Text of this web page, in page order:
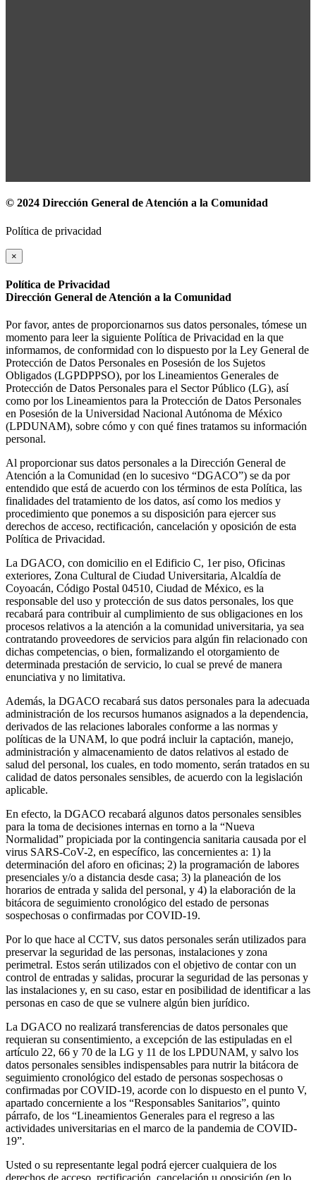
© 2024 Dirección General de Atención a la Comunidad
Política de privacidad
×
Política de Privacidad
Dirección General de Atención a la Comunidad
Por favor, antes de proporcionarnos sus datos personales, tómese un
momento para leer la siguiente Política de Privacidad en la que
informamos, de conformidad con lo dispuesto por la Ley General de
Protección de Datos Personales en Posesión de los Sujetos
Obligados (LGPDPPSO), por los Lineamientos Generales de
Protección de Datos Personales para el Sector Público (LG), así
como por los Lineamientos para la Protección de Datos Personales
en Posesión de la Universidad Nacional Autónoma de México
(LPDUNAM), sobre cómo y con qué fines tratamos su información
personal.
Al proporcionar sus datos personales a la Dirección General de
Atención a la Comunidad (en lo sucesivo “DGACO”) se da por
entendido que está de acuerdo con los términos de esta Política, las
finalidades del tratamiento de los datos, así como los medios y
procedimiento que ponemos a su disposición para ejercer sus
derechos de acceso, rectificación, cancelación y oposición de esta
Política de Privacidad.
La DGACO, con domicilio en el Edificio C, 1er piso, Oficinas
exteriores, Zona Cultural de Ciudad Universitaria, Alcaldía de
Coyoacán, Código Postal 04510, Ciudad de México, es la
responsable del uso y protección de sus datos personales, los que
recabará para contribuir al cumplimiento de sus obligaciones en los
procesos relativos a la atención a la comunidad universitaria, ya sea
contratando proveedores de servicios para algún fin relacionado con
dichas competencias, o bien, formalizando el otorgamiento de
determinada prestación de servicio, lo cual se prevé de manera
enunciativa y no limitativa.
Además, la DGACO recabará sus datos personales para la adecuada
administración de los recursos humanos asignados a la dependencia,
derivados de las relaciones laborales conforme a las normas y
políticas de la UNAM, lo que podrá incluir la captación, manejo,
administración y almacenamiento de datos relativos al estado de
salud del personal, los cuales, en todo momento, serán tratados en su
calidad de datos personales sensibles, de acuerdo con la legislación
aplicable.
En efecto, la DGACO recabará algunos datos personales sensibles
para la toma de decisiones internas en torno a la “Nueva
Normalidad” propiciada por la contingencia sanitaria causada por el
virus SARS-CoV-2, en específico, las concernientes a: 1) la
determinación del aforo en oficinas; 2) la programación de labores
presenciales y/o a distancia desde casa; 3) la planeación de los
horarios de entrada y salida del personal, y 4) la elaboración de la
bitácora de seguimiento cronológico del estado de personas
sospechosas o confirmadas por COVID-19.
Por lo que hace al CCTV, sus datos personales serán utilizados para
preservar la seguridad de las personas, instalaciones y zona
perimetral. Estos serán utilizados con el objetivo de contar con un
control de entradas y salidas, procurar la seguridad de las personas y
las instalaciones y, en su caso, estar en posibilidad de identificar a las
personas en caso de que se vulnere algún bien jurídico.
La DGACO no realizará transferencias de datos personales que
requieran su consentimiento, a excepción de las estipuladas en el
artículo 22, 66 y 70 de la LG y 11 de los LPDUNAM, y salvo los
datos personales sensibles indispensables para nutrir la bitácora de
seguimiento cronológico del estado de personas sospechosas o
confirmadas por COVID-19, acorde con lo dispuesto en el punto V,
apartado concerniente a los “Responsables Sanitarios”, quinto
párrafo, de los “Lineamientos Generales para el regreso a las
actividades universitarias en el marco de la pandemia de COVID-
19”.
Usted o su representante legal podrá ejercer cualquiera de los